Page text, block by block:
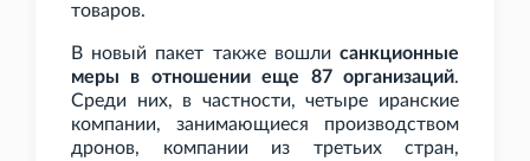
товаров.
В новый пакет также вошли санкционные
меры в отношении еще 87 организаций.
Среди них, в частности, четыре иранские
компании, занимающиеся производством
дронов, компании из третьих стран,